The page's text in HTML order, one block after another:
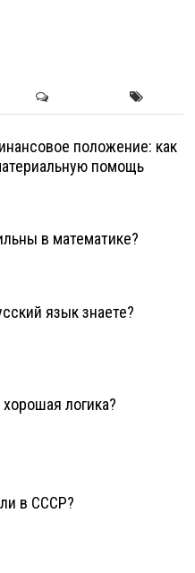
положение: как
помощь
в математике?
язык знаете?
логика?
в СССР?